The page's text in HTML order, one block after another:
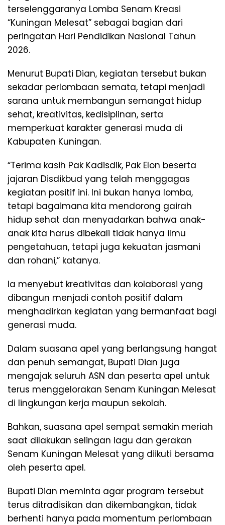
terselenggaranya Lomba Senam Kreasi
“Kuningan Melesat” sebagai bagian dari
peringatan Hari Pendidikan Nasional Tahun
2026.
Menurut Bupati Dian, kegiatan tersebut bukan
sekadar perlombaan semata, tetapi menjadi
sarana untuk membangun semangat hidup
sehat, kreativitas, kedisiplinan, serta
memperkuat karakter generasi muda di
Kabupaten Kuningan.
“Terima kasih Pak Kadisdik, Pak Elon beserta
jajaran Disdikbud yang telah menggagas
kegiatan positif ini. Ini bukan hanya lomba,
tetapi bagaimana kita mendorong gairah
hidup sehat dan menyadarkan bahwa anak-
anak kita harus dibekali tidak hanya ilmu
pengetahuan, tetapi juga kekuatan jasmani
dan rohani,” katanya.
Ia menyebut kreativitas dan kolaborasi yang
dibangun menjadi contoh positif dalam
menghadirkan kegiatan yang bermanfaat bagi
generasi muda.
Dalam suasana apel yang berlangsung hangat
dan penuh semangat, Bupati Dian juga
mengajak seluruh ASN dan peserta apel untuk
terus menggelorakan Senam Kuningan Melesat
di lingkungan kerja maupun sekolah.
Bahkan, suasana apel sempat semakin meriah
saat dilakukan selingan lagu dan gerakan
Senam Kuningan Melesat yang diikuti bersama
oleh peserta apel.
Bupati Dian meminta agar program tersebut
terus ditradisikan dan dikembangkan, tidak
berhenti hanya pada momentum perlombaan